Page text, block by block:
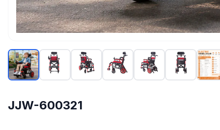
JJW-600321